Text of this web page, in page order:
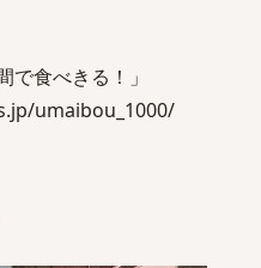
で食べきる！」
umaibou_1000/